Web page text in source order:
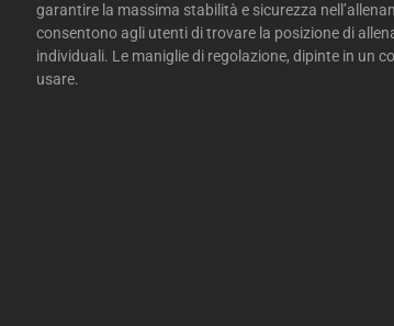
garantire la massima stabilità e sicurezza
consentono agli utenti di trovare la posizione di
individuali. Le maniglie di regolazione, dipinte in un
usare.